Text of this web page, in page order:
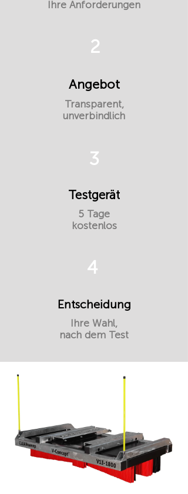
Ihre Anforderungen
2
Angebot
Transparent,
unverbindlich
3
Testgerät
5 Tage
kostenlos
4
Entscheidung
Ihre Wahl,
nach dem Test